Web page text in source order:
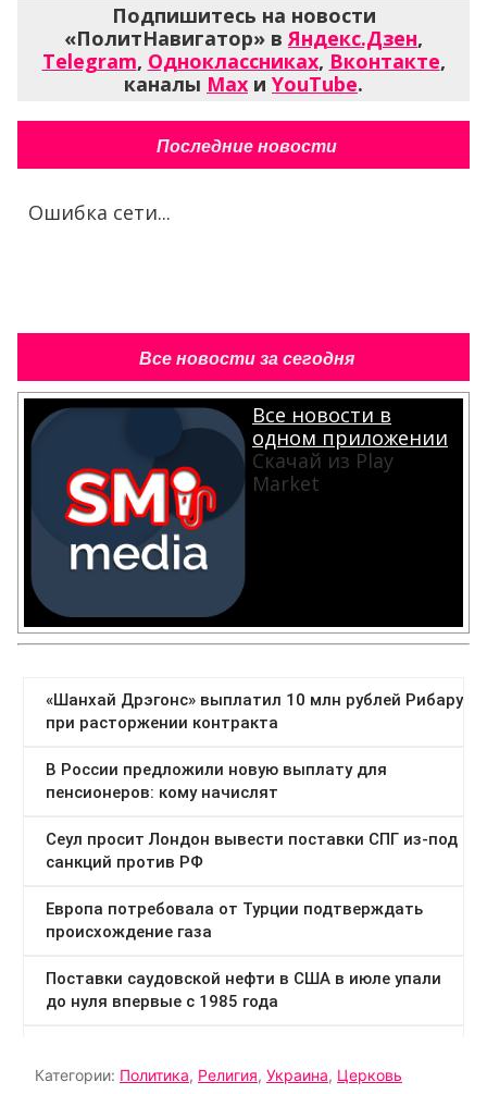
Подпишитесь на новости
«ПолитНавигатор» вЯндекс.Дзен,
Telegram, Одноклассниках, Вконтакте,
каналы Max и YouTube.
Последние новости
Ошибка сети...
Все новости за сегодня
Все новости в
одном приложении
Скачай из Play
Market
Категории: Политика, Религия, Украина, Церковь